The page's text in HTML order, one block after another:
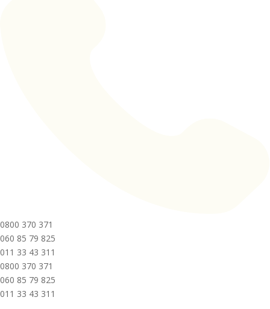
0800 370 371
060 85 79 825
011 33 43 311
0800 370 371
060 85 79 825
011 33 43 311